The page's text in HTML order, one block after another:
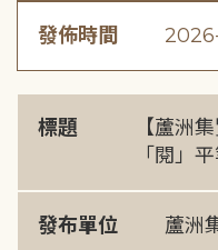
發佈時間
標題
【蘆洲
「閱」
發布單位 蘆洲